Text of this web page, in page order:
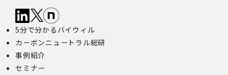
5分で分かるバイウィル
カーボンニュートラル総研
事例紹介
セミナー